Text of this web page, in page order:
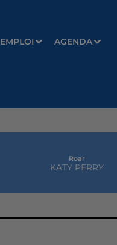
EMPLOI AGENDA
Roar
KATY PERRY